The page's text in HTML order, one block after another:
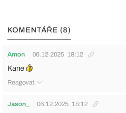
KOMENTÁŘE (8)
Amon 06.12.2025 18:12
Kane
Reagovat
Jason_ 06.12.2025 18:12